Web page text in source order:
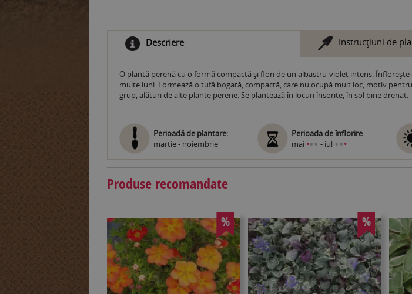
Descriere Instrucţiuni de
O plantă perenă cu o formă compactă și flori de un albastru-violet intens.
multe luni. Formează o tufă bogată, compactă, care nu ocupă mult loc, motiv
grup, alături de alte plante perene. Se plantează în locuri însorite, în sol bine drenat.
Perioadă de plantare:
martie - noiembrie
Perioada de înflorire:
mai ••• - iul •••
Produse recomandate
% %